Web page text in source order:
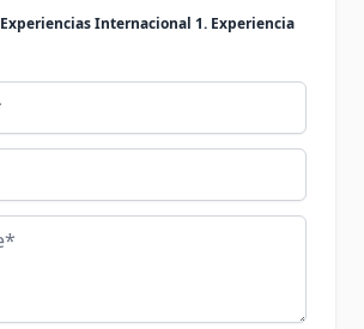
Experiencias Internacional 1. Experiencia